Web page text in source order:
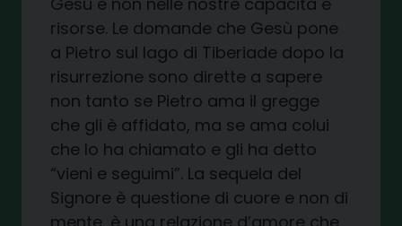
risorse. Le domande che Gesù pone
a Pietro sul lago di Tiberiade dopo la
risurrezione sono dirette a sapere
non tanto se Pietro ama il gregge
che gli è affidato, ma se ama colui
che lo ha chiamato e gli ha detto
“vieni e seguimi”. La sequela del
Signore è questione di cuore e non di